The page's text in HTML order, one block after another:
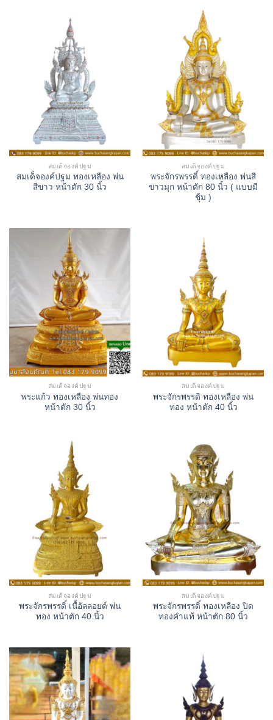
สมเด็จองค์ปฐม
สมเด็จองค์ปฐม ทองเหลือง พ่น
สีขาว หน้าตัก 30 นิ้ว
สมเด็จองค์ปฐม
พระจักรพรรดิ์ ทองเหลือง พ่นสี
ขาวมุก หน้าตัก 80 นิ้ว ( แบบมี
ชุ้ม )
สมเด็จองค์ปฐม
พระแก้ว ทองเหลือง พ่นทอง
หน้าตัก 30 นิ้ว
สมเด็จองค์ปฐม
พระจักรพรรดิ ทองเหลือง พ่น
ทอง หน้าตัก 40 นิ้ว
สมเด็จองค์ปฐม
พระจักรพรรดิ์ เนื้อัลลอยด์ พ่น
ทอง หน้าตัก 40 นิ้ว
สมเด็จองค์ปฐม
พระจักรพรรดิ์ ทองเหลือง ปิด
ทองคำแท้ หน้าตัก 80 นิ้ว